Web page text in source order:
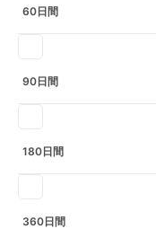
60日間
90日間
180日間
360日間